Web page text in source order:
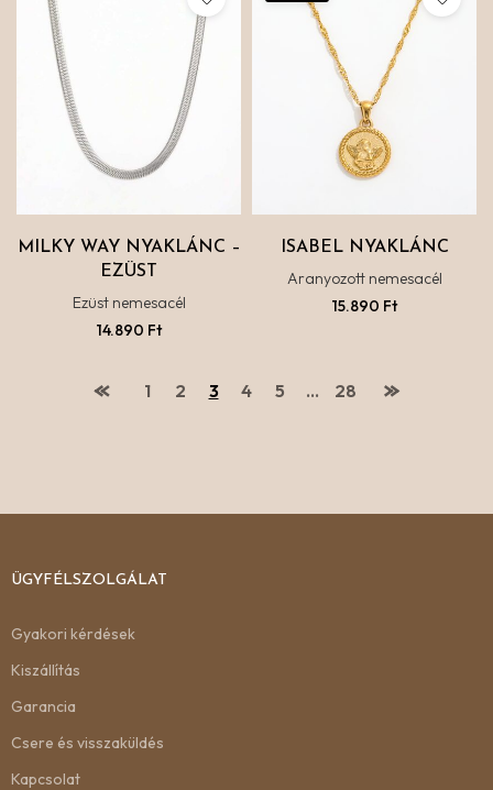
MILKY WAY NYAKLÁNC –
EZÜST
Ezüst nemesacél
14.890 Ft
ISABEL NYAKLÁNC
Aranyozott nemesacél
15.890 Ft
1 2 3 4 5 … 28
ÜGYFÉLSZOLGÁLAT
Gyakori kérdések
Kiszállítás
Garancia
Csere és visszaküldés
Kapcsolat